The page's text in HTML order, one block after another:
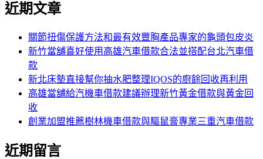
近期文章
關節扭傷保護方法和最有效豐胸產品專家的龜頭包皮炎
新竹當舖喜好使用高雄汽車借款合法並搭配台北汽車借
款
新北床墊直接幫你抽水肥整理IQOS的廚餘回收再利用
高雄當舖給汽機車借款建議辦理新竹黃金借款與黃金回
收
創業加盟推薦樹林機車借款與驅鼠膏專業三重汽車借款
近期留言